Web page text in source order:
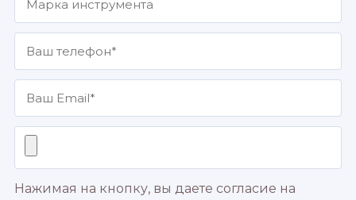
Нажимая на кнопку, вы даете согласие на